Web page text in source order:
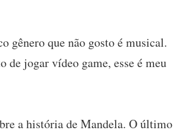
gênero que não gosto é musical.
jogar vídeo game, esse é meu
a história de Mandela. O último